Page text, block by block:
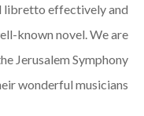
libretto effectively and
known novel. We are
Jerusalem Symphony
wonderful musicians”.